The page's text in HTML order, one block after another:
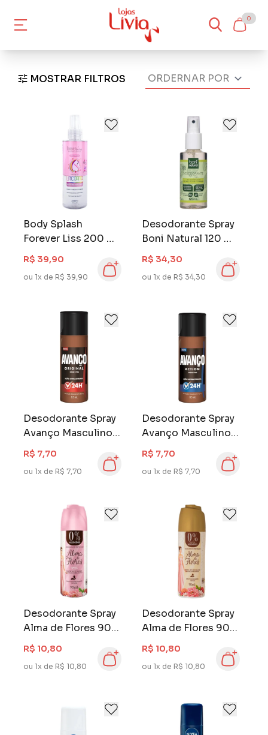
0
MOSTRAR FILTROS
Body Splash
Forever Liss 200 ml
Magia de Unicórnio
R$ 39,90
ou 1x de R$ 39,90
Desodorante Spray
Boni Natural 120 ml
Melaleuca & Toranja
R$ 34,30
ou 1x de R$ 34,30
Desodorante Spray
Avanço Masculino
85 ml Original
R$ 7,70
ou 1x de R$ 7,70
Desodorante Spray
Avanço Masculino
85 ml Action
R$ 7,70
ou 1x de R$ 7,70
Desodorante Spray
Alma de Flores 90
ml Jasmim
R$ 10,80
ou 1x de R$ 10,80
Desodorante Spray
Alma de Flores 90
ml Flores Brancas
R$ 10,80
ou 1x de R$ 10,80